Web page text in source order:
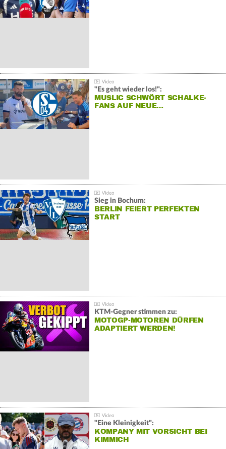
"Es geht wieder los!":
MUSLIC SCHWÖRT SCHALKE-
FANS AUF NEUE…
Sieg in Bochum:
BERLIN FEIERT PERFEKTEN
START
KTM-Gegner stimmen zu:
MOTOGP-MOTOREN DÜRFEN
ADAPTIERT WERDEN!
"Eine Kleinigkeit":
KOMPANY MIT VORSICHT BEI
KIMMICH